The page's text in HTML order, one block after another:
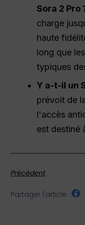
Sora 2 Pro
charge
haute
long que
typiques
Y a-t-il un
prévoit de
l'accès
est destiné
Précédent
Partager l'article :